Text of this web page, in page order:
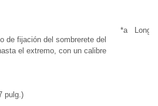
de fijación del sombrerete del
el extremo, con un calibre
pulg.)
*a